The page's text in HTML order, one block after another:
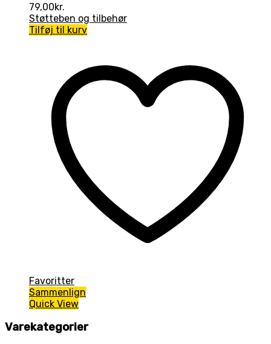
79,00kr.
Støtteben og tilbehør
Tilføj til kurv
Favoritter
Sammenlign
Quick View
Varekategorier